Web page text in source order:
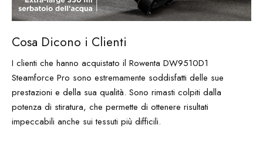
Cosa Dicono i Clienti
I clienti che hanno acquistato il Rowenta DW9510D1
Steamforce Pro sono estremamente soddisfatti delle sue
prestazioni e della sua qualità. Sono rimasti colpiti dalla
potenza di stiratura, che permette di ottenere risultati
impeccabili anche sui tessuti più difficili.